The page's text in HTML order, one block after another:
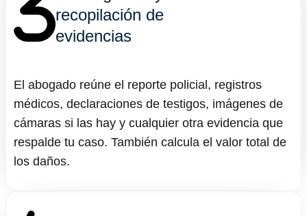
recopilación de
evidencias
El abogado reúne el reporte policial, registros
médicos, declaraciones de testigos, imágenes de
cámaras si las hay y cualquier otra evidencia que
respalde tu caso. También calcula el valor total de
los daños.